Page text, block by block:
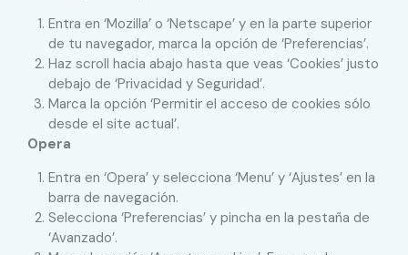
Entra en ‘Mozilla’ o ‘Netscape’ y en la parte superior
de tu navegador, marca la opción de ‘Preferencias’.
Haz scroll hacia abajo hasta que veas ‘Cookies’ justo
debajo de ‘Privacidad y Seguridad’.
Marca la opción ‘Permitir el acceso de cookies sólo
desde el site actual’.
Opera
Entra en ‘Opera’ y selecciona ‘Menu’ y ‘Ajustes’ en la
barra de navegación.
Selecciona ‘Preferencias’ y pincha en la pestaña de
‘Avanzado’.